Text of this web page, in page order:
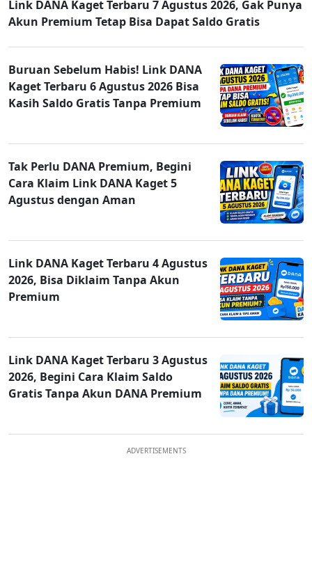
Link DANA Kaget Terbaru 7 Agustus 2026, Gak Punya
Akun Premium Tetap Bisa Dapat Saldo Gratis
Buruan Sebelum Habis! Link DANA
Kaget Terbaru 6 Agustus 2026 Bisa
Kasih Saldo Gratis Tanpa Premium
Tak Perlu DANA Premium, Begini
Cara Klaim Link DANA Kaget 5
Agustus dengan Aman
Link DANA Kaget Terbaru 4 Agustus
2026, Bisa Diklaim Tanpa Akun
Premium
Link DANA Kaget Terbaru 3 Agustus
2026, Begini Cara Klaim Saldo
Gratis Tanpa Akun DANA Premium
ADVERTISEMENTS